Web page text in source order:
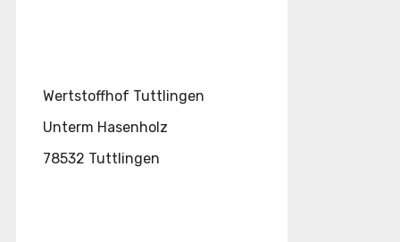
Wertstoffhof Tuttlingen
Unterm Hasenholz
78532 Tuttlingen